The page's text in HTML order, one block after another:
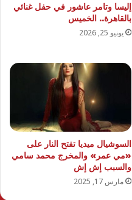
إليسا وتامر عاشور في حفل غنائي
بالقاهرة.. الخميس
يونيو 25, 2026
السوشيال ميديا تفتح النار على
«مي عمر» والمخرج محمد سامي
والسبب إش إش
مارس 17, 2025